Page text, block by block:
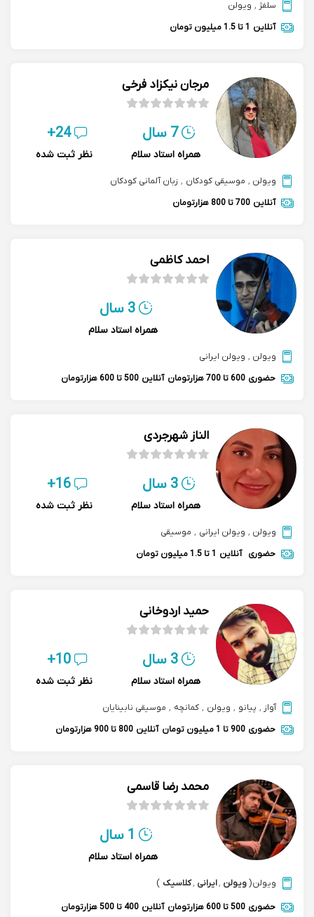
سلفژ , ویولن
آنلاین 1 تا 1.5 میلیون تومان
مرجان نیکزاد فرخی
7 سال
همراه استاد سلام
24+
نظر ثبت شده
ویولن , موسیقی کودکان , زبان آلمانی کودکان
آنلاین 700 تا 800 هزارتومان
احمد کاظمی
3 سال
همراه استاد سلام
ویولن , ویولن ایرانی
حضوری 600 تا 700 هزارتومان آنلاین 500 تا 600 هزارتومان
الناز شهرجردی
3 سال
همراه استاد سلام
16+
نظر ثبت شده
ویولن , ویولن ایرانی , موسیقی
حضوری
آنلاین 1 تا 1.5 میلیون تومان
حمید اردوخانی
3 سال
همراه استاد سلام
10+
نظر ثبت شده
آواز , پیانو , ویولن , کمانچه , موسیقی نابینایان
حضوری 900 تا 1 میلیون تومان آنلاین 800 تا 900 هزارتومان
محمد رضا قاسمی
1 سال
همراه استاد سلام
ویولن(ویولن ,ایرانی ,کلاسیک )
حضوری 500 تا 600 هزارتومان آنلاین 400 تا 500 هزارتومان